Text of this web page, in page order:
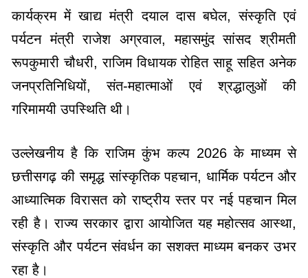
कार्यक्रम में खाद्य मंत्री दयाल दास बघेल, संस्कृति एवं
पर्यटन मंत्री राजेश अग्रवाल, महासमुंद सांसद श्रीमती
रूपकुमारी चौधरी, राजिम विधायक रोहित साहू सहित अनेक
जनप्रतिनिधियों, संत-महात्माओं एवं श्रद्धालुओं की
गरिमामयी उपस्थिति थी।
उल्लेखनीय है कि राजिम कुंभ कल्प 2026 के माध्यम से
छत्तीसगढ़ की समृद्ध सांस्कृतिक पहचान, धार्मिक पर्यटन और
आध्यात्मिक विरासत को राष्ट्रीय स्तर पर नई पहचान मिल
रही है। राज्य सरकार द्वारा आयोजित यह महोत्सव आस्था,
संस्कृति और पर्यटन संवर्धन का सशक्त माध्यम बनकर उभर
रहा है।